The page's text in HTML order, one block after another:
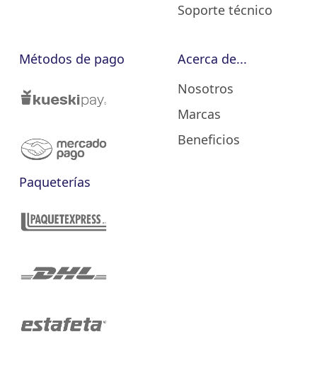
Soporte técnico
Métodos de pago
Paqueterías
Acerca de...
Nosotros
Marcas
Beneficios